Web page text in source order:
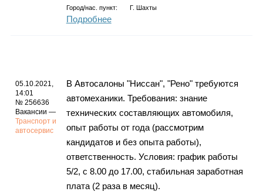
Город/нас. пункт: Г. Шахты
Подробнее
05.10.2021,
14:01
№ 256636
Вакансии —
Транспорт и
автосервис
В Автосалоны "Ниссан", "Рено" требуются
автомеханики. Требования: знание
технических составляющих автомобиля,
опыт работы от года (рассмотрим
кандидатов и без опыта работы),
ответственность. Условия: график работы
5/2, с 8.00 до 17.00, стабильная заработная
плата (2 раза в месяц).